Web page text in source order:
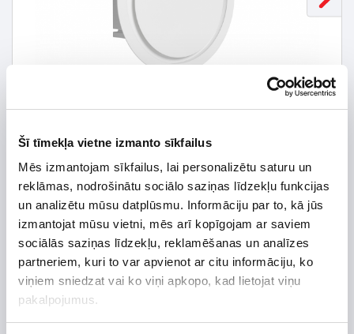
Šī tīmekļa vietne izmanto sīkfailus
Mēs izmantojam sīkfailus, lai personalizētu saturu un
reklāmas, nodrošinātu sociālo saziņas līdzekļu funkcijas
un analizētu mūsu datplūsmu. Informāciju par to, kā jūs
izmantojat mūsu vietni, mēs arī kopīgojam ar saviem
sociālās saziņas līdzekļu, reklamēšanas un analīzes
partneriem, kuri to var apvienot ar citu informāciju, ko
viņiem sniedzat vai ko viņi apkopo, kad lietojat viņu
pakalpojumus.
41,80 € *
44,00 € *Detalizētāku informāciju un cenu meklēt